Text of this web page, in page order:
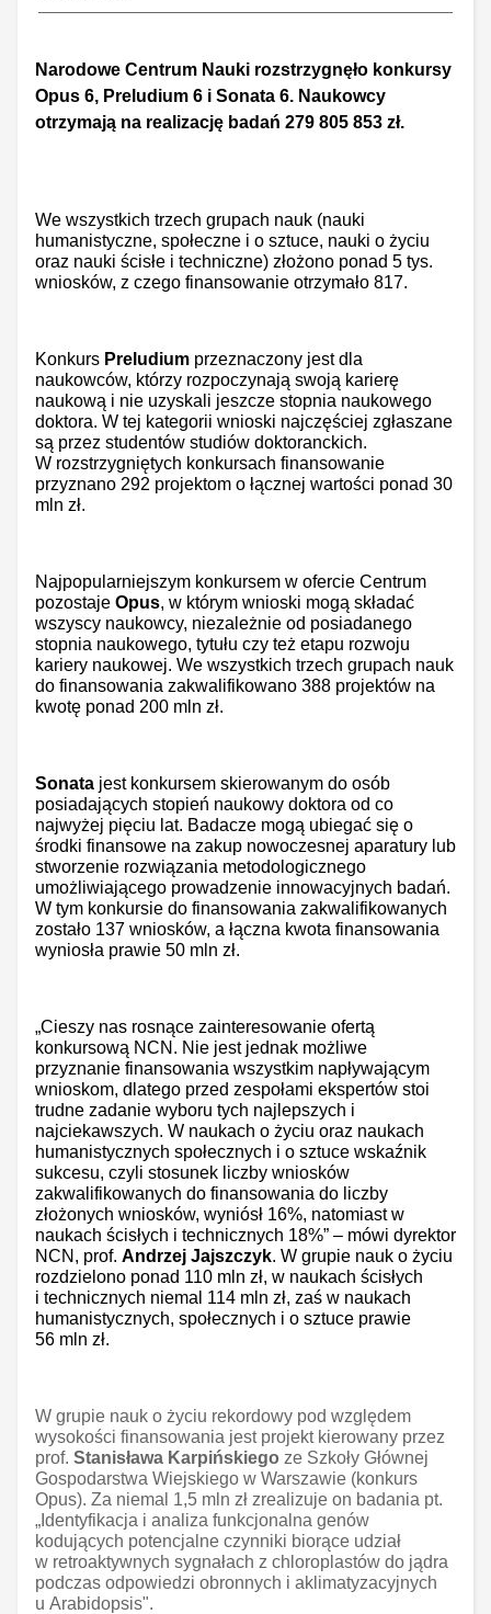
Narodowe Centrum Nauki rozstrzygnęło konkursy
Opus 6, Preludium 6 i Sonata 6. Naukowcy
otrzymają na realizację badań 279 805 853 zł.
We wszystkich trzech grupach nauk (nauki
humanistyczne, społeczne i o sztuce, nauki o życiu
oraz nauki ścisłe i techniczne) złożono ponad 5 tys.
wniosków, z czego finansowanie otrzymało 817.
Konkurs Preludium przeznaczony jest dla
naukowców, którzy rozpoczynają swoją karierę
naukową i nie uzyskali jeszcze stopnia naukowego
doktora. W tej kategorii wnioski najczęściej zgłaszane
są przez studentów studiów doktoranckich.
W rozstrzygniętych konkursach finansowanie
przyznano 292 projektom o łącznej wartości ponad 30
mln zł.
Najpopularniejszym konkursem w ofercie Centrum
pozostaje Opus, w którym wnioski mogą składać
wszyscy naukowcy, niezależnie od posiadanego
stopnia naukowego, tytułu czy też etapu rozwoju
kariery naukowej. We wszystkich trzech grupach nauk
do finansowania zakwalifikowano 388 projektów na
kwotę ponad 200 mln zł.
Sonata jest konkursem skierowanym do osób
posiadających stopień naukowy doktora od co
najwyżej pięciu lat. Badacze mogą ubiegać się o
środki finansowe na zakup nowoczesnej aparatury lub
stworzenie rozwiązania metodologicznego
umożliwiającego prowadzenie innowacyjnych badań.
W tym konkursie do finansowania zakwalifikowanych
zostało 137 wniosków, a łączna kwota finansowania
wyniosła prawie 50 mln zł.
„Cieszy nas rosnące zainteresowanie ofertą
konkursową NCN. Nie jest jednak możliwe
przyznanie finansowania wszystkim napływającym
wnioskom, dlatego przed zespołami ekspertów stoi
trudne zadanie wyboru tych najlepszych i
najciekawszych. W naukach o życiu oraz naukach
humanistycznych społecznych i o sztuce wskaźnik
sukcesu, czyli stosunek liczby wniosków
zakwalifikowanych do finansowania do liczby
złożonych wniosków, wyniósł 16%, natomiast w
naukach ścisłych i technicznych 18%” – mówi dyrektor
NCN, prof. Andrzej Jajszczyk. W grupie nauk o życiu
rozdzielono ponad 110 mln zł, w naukach ścisłych
i technicznych niemal 114 mln zł, zaś w naukach
humanistycznych, społecznych i o sztuce prawie
56 mln zł.
W grupie nauk o życiu rekordowy pod względem
wysokości finansowania jest projekt kierowany przez
prof. Stanisława Karpińskiego ze Szkoły Głównej
Gospodarstwa Wiejskiego w Warszawie (konkurs
Opus). Za niemal 1,5 mln zł zrealizuje on badania pt.
„Identyfikacja i analiza funkcjonalna genów
kodujących potencjalne czynniki biorące udział
w retroaktywnych sygnałach z chloroplastów do jądra
podczas odpowiedzi obronnych i aklimatyzacyjnych
u Arabidopsis".